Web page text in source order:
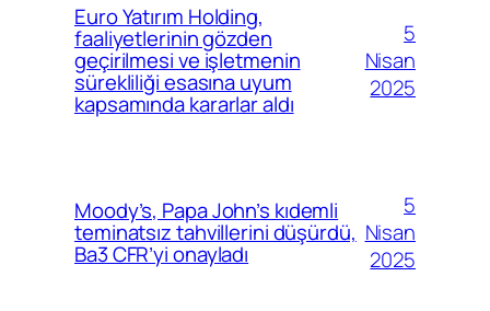
Euro Yatırım Holding,
faaliyetlerinin gözden
geçirilmesi ve işletmenin
sürekliliği esasına uyum
kapsamında kararlar aldı
5
Nisan
2025
Moody’s, Papa John’s kıdemli
teminatsız tahvillerini düşürdü,
Ba3 CFR’yi onayladı
5
Nisan
2025